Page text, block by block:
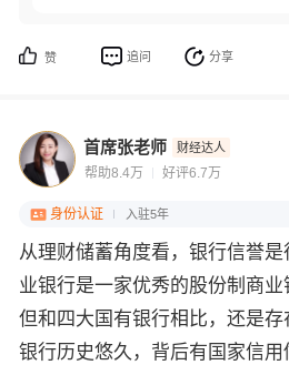
赞 追问 分享
首席张老师 财经达人
帮助8.4万 好评6.7万
身份认证 入驻5年
从理财储蓄角度看，银行信誉
业银行是一家优秀的股份制商业
但和四大国有银行相比，还是
银行历史悠久，背后有国家信